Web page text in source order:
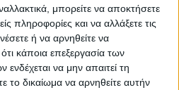
μπορείτε να αποκτήσετε
πληροφορίες και να αλλάξετε τις
ή να αρνηθείτε να
κάποια επεξεργασία των
να μην απαιτεί τη
το δικαίωμα να αρνηθείτε αυτήν
ΑΓΩΝ
Πρωινή Εφημερίδα της Καρδίτσας